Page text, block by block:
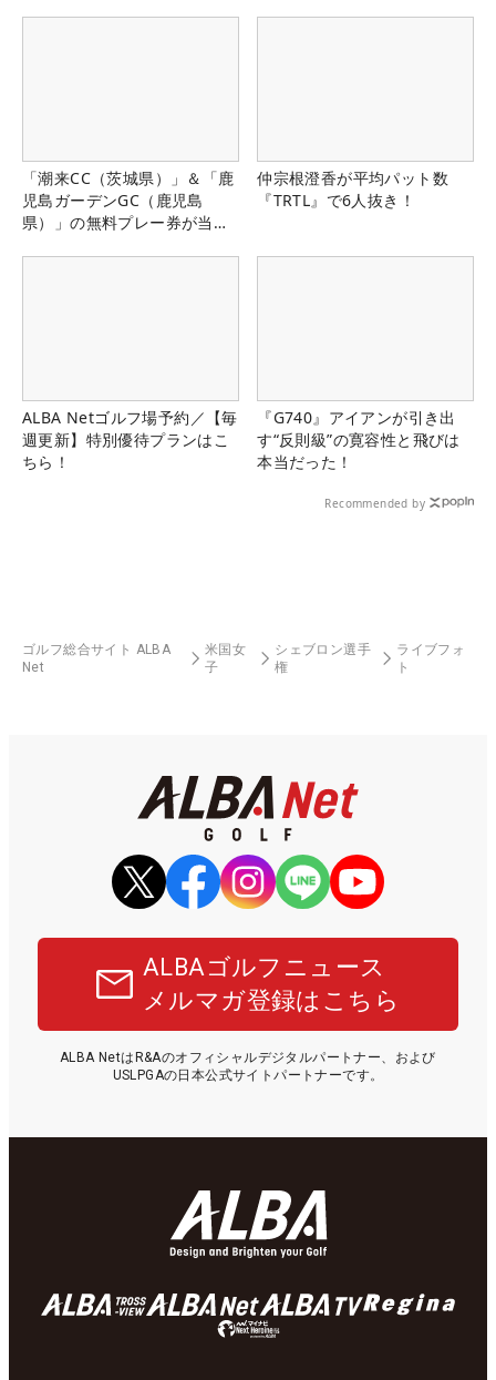
「潮来CC（茨城県）」＆「鹿
児島ガーデンGC（鹿児島
県）」の無料プレー券が当た
仲宗根澄香が平均パット数
『TRTL』で6人抜き！
ALBA Netゴルフ場予約／【毎
週更新】特別優待プランはこ
ちら！
『G740』アイアンが引き出
す“反則級”の寛容性と飛びは
本当だった！
Recommended by
ゴルフ総合サイト ALBA
Net
米国女
子
シェブロン選手
権
ライブフォ
ト
ALBAゴルフニュース
メルマガ登録はこちら
ALBA NetはR&Aのオフィシャルデジタルパートナー、および
USLPGAの日本公式サイトパートナーです。